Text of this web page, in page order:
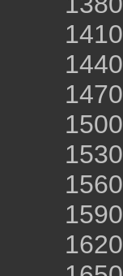
1410
1440
1470
1500
1530
1560
1590
1620